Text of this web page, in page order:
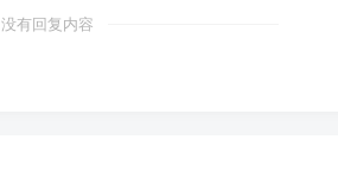
没有回复内容